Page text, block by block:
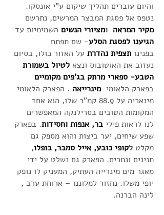
והיום עוברים תהליך שיקום ע"י אונסקו.
נטפס אל פסגת המבצר המרשים, נתרשם
מקיר המראה ומציורי הנשים השמימיות עד
הגיענו לפסגת הסלע- שם תפתח
בפנינו תצפית נהדרת על האזור כולו, בסיום
נעזוב את האוטובוס ונצא לטיול בשמורת
הטבע- ספארי מרתק בג'פים מקומיים
בפארק הלאומי מינרייאה . הפארק הלאומי
מינאריה על 88.9 קמ"ר שלו, הוא אחד
המקומות הטובים בסרילנקה המאפשרים
לנו לראות פילי בר, אנפות וחסידות. בפארק
שפע שיחים, יער ביצות והוא מספק גם
מקלט לקופי כובע, אייל סמבר, בופלו,
תנינים ונמרים. הפארק גם נשלט על ידי
מאגר מים מינרייה העתיק, המעניק לו נופק
יופי משלו. נחזור למלוננו – ארוחת ערב ,
לינה הברנה.